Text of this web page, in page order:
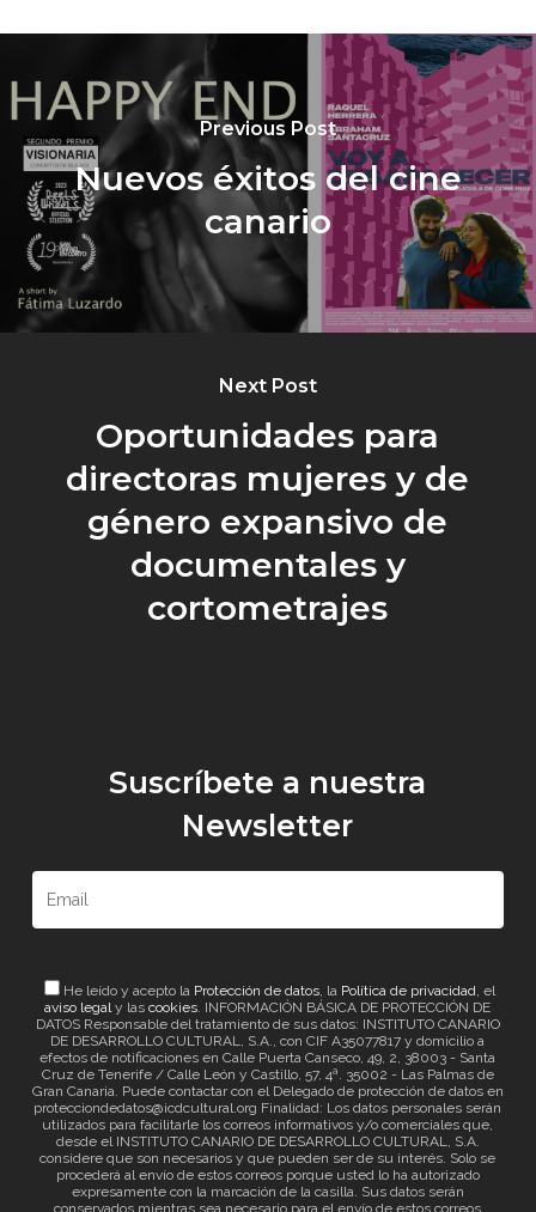
Previous Post
Nuevos éxitos del cine
canario
Next Post
Oportunidades para
directoras mujeres y de
género expansivo de
documentales y
cortometrajes
Suscríbete a nuestra
Newsletter
He leído y acepto la Protección de datos, la Política de privacidad, el
aviso legaly lascookies. INFORMACIÓN BÁSICA DE PROTECCIÓN DE
DATOS Responsable del tratamiento de sus datos: INSTITUTO CANARIO
DE DESARROLLO CULTURAL, S.A., con CIF A35077817 y domicilio a
efectos de notificaciones en Calle Puerta Canseco, 49, 2, 38003 - Santa
Cruz de Tenerife / Calle León y Castillo, 57, 4ª. 35002 - Las Palmas de
Gran Canaria. Puede contactar con el Delegado de protección de datos en
protecciondedatos@icdcultural.org Finalidad: Los datos personales serán
utilizados para facilitarle los correos informativos y/o comerciales que,
desde el INSTITUTO CANARIO DE DESARROLLO CULTURAL, S.A.
considere que son necesarios y que pueden ser de su interés. Solo se
procederá al envío de estos correos porque usted lo ha autorizado
expresamente con la marcación de la casilla. Sus datos serán